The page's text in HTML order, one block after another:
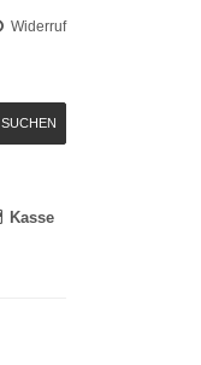
Widerruf
SUCHEN
Kasse